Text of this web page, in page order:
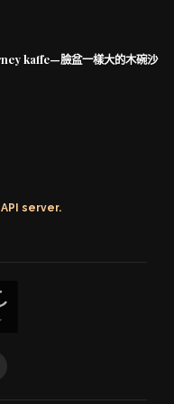
kaffe—臉盆一樣大的木碗沙
server.